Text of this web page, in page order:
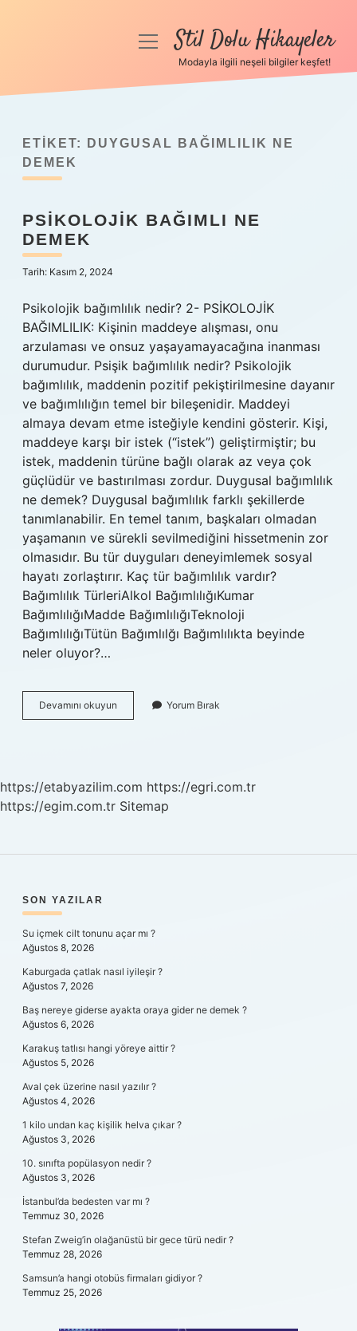
Anasayfa
Yasal Uyarı
menüyüStil Dolu Hikayeler
Modayla ilgili neşeli bilgiler keşfet!
ETIKET:
DUYGUSAL BAĞIMLILIK NE
DEMEK
PSIKOLOJIK BAĞIMLI NE
DEMEK
Tarih: Kasım 2, 2024
Psikolojik bağımlılık nedir? 2- PSİKOLOJİK
BAĞIMLILIK: Kişinin maddeye alışması, onu
arzulaması ve onsuz yaşayamayacağına inanması
durumudur. Psişik bağımlılık nedir? Psikolojik
bağımlılık, maddenin pozitif pekiştirilmesine dayanır
ve bağımlılığın temel bir bileşenidir. Maddeyi
almaya devam etme isteğiyle kendini gösterir. Kişi,
maddeye karşı bir istek (“istek”) geliştirmiştir; bu
istek, maddenin türüne bağlı olarak az veya çok
güçlüdür ve bastırılması zordur. Duygusal bağımlılık
ne demek? Duygusal bağımlılık farklı şekillerde
tanımlanabilir. En temel tanım, başkaları olmadan
yaşamanın ve sürekli sevilmediğini hissetmenin zor
olmasıdır. Bu tür duyguları deneyimlemek sosyal
hayatı zorlaştırır. Kaç tür bağımlılık vardır?
Bağımlılık TürleriAlkol BağımlılığıKumar
BağımlılığıMadde BağımlılığıTeknoloji
BağımlılığıTütün Bağımlılğı Bağımlılıkta beyinde
neler oluyor?…
Devamını okuyun Psikolojik
Bağımlı
Yorum Bırak
https://etabyazilim.com https://egri.com.tr
https://egim.com.tr Sitemap
SIDEBAR
SON YAZILAR
Su içmek cilt tonunu açar mı ?
Ağustos 8, 2026
Kaburgada çatlak nasıl iyileşir ?
Ağustos 7, 2026
Baş nereye giderse ayakta oraya gider ne demek ?
Ağustos 6, 2026
Karakuş tatlısı hangi yöreye aittir ?
Ağustos 5, 2026
Aval çek üzerine nasıl yazılır ?
Ağustos 4, 2026
1 kilo undan kaç kişilik helva çıkar ?
Ağustos 3, 2026
10. sınıfta popülasyon nedir ?
Ağustos 3, 2026
İstanbul’da bedesten var mı ?
Temmuz 30, 2026
Stefan Zweig’in olağanüstü bir gece türü nedir ?
Temmuz 28, 2026
Samsun’a hangi otobüs firmaları gidiyor ?
Temmuz 25, 2026